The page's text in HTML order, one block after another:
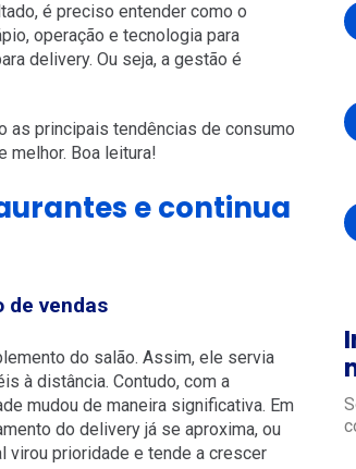
é preciso entender como o
operação e tecnologia para
delivery. Ou seja, a gestão é
as principais tendências de consumo
melhor. Boa leitura!
e continua
de vendas
do salão. Assim, ele servia
à distância. Contudo, com a
mudou de maneira significativa. Em
do delivery já se aproxima, ou
virou prioridade e tende a crescer